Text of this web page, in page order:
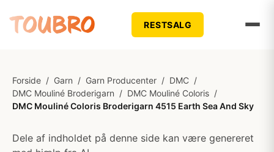
RESTSALG
Forside / Garn / Garn Producenter / DMC /
DMC Mouliné Broderigarn / DMC Mouliné Coloris /
DMC Mouliné Coloris Broderigarn 4515 Earth Sea And Sky
Dele af indholdet på denne side kan være genereret